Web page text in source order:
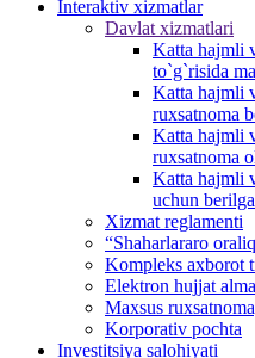
Interaktiv xizmatlar
Davlat xizmatlari
Katta hajmli
to`g`risida
Katta hajmli
ruxsatnoma
Katta hajmli
ruxsatnoma
Katta hajmli
uchun
Xizmat reglamenti
“Shaharlararo
Kompleks axborot
Elektron hujjat
Maxsus
Korporativ pochta
Investitsiya salohiyati